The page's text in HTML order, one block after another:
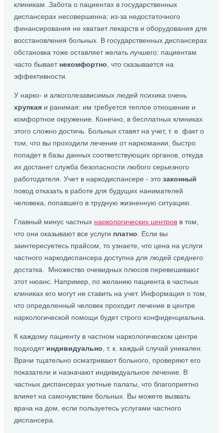
клиникам. Забота о пациентах в государственных
диспансерах несовершенна: из-за недостаточного
финансирования не хватает лекарств и оборудования для
восстановления больных. В государственных диспансерах
обстановка тоже оставляет желать лучшего: пациентам
часто бывает некомфортно , что сказывается на
эффективности.
У нарко- и алкоголезависимых людей психика очень
хрупкая и ранимая: им требуется теплое отношение и
комфортное окружение. Конечно, в бесплатных клиниках
этого сложно достичь. Больных ставят на учет, т. е. факт о
том, что вы проходили лечение от наркомании, быстро
попадет в базы данных соответствующих органов, откуда
их достанет служба безопасности любого серьезного
работодателя. Учет в наркодиспансере - это законный
повод отказать в работе для будущих нанимателей
человека, попавшего в трудную жизненную ситуацию.
Главный минус частных наркологических центров в том,
что они оказывают все услуги платно . Если вы
заинтересуетесь прайсом, то узнаете, что цена на услуги
частного наркодиспансера доступна для людей среднего
достатка. Множество очевидных плюсов перевешивают
этот нюанс. Например, по желанию пациента в частных
клиниках его могут не ставить на учет. Информация о том,
что определенный человек проходит лечение в центре
наркологической помощи будет строго конфиденциальна.
К каждому пациенту в частном наркологическом центре
подходят индивидуально , т. к. каждый случай уникален.
Врачи тщательно осматривают больного, проверяют его
показатели и назначают индивидуальное лечение. В
частных диспансерах уютные палаты, что благоприятно
влияет на самочувствие больных. Вы можете вызвать
врача на дом, если пользуетесь услугами частного
диспансера.